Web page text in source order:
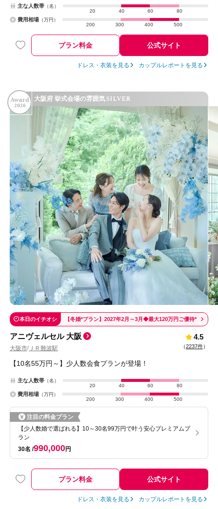
主な人数帯 （名）
20
40 60 80
費用相場 （万円）
200
300 400 500
プラン料金 公式サイト
ドレス・衣装を見る カップルレポートを見る
Award
2026
大阪府 挙式会場の雰囲気 SILVER
本日のイチオシ 【冬婚*プラン】2027年2月～3月◆最大120万円ご優待*
アニヴェルセル 大阪
大阪市/ ＪＲ難波駅
4.5
（2237件）
【10名55万円～】少人数会食プランが登場！
主な人数帯 （名）
20
40 60 80
費用相場 （万円）
200
300 400 500
注目の料金プラン
【少人数婚で選ばれる】10～30名99万円で叶う安心プレミアムプ
ラン
30名 990,000円
プラン料金 公式サイト
ドレス・衣装を見る カップルレポートを見る